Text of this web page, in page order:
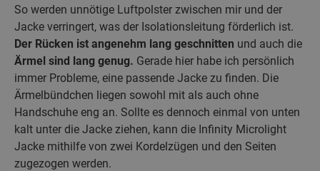
So werden unnötige Luftpolster zwischen mir und der
Jacke verringert, was der Isolationsleitung förderlich ist.
Der Rücken ist angenehm lang geschnitten und auch die
Ärmel sind lang genug. Gerade hier habe ich persönlich
immer Probleme, eine passende Jacke zu finden. Die
Ärmelbündchen liegen sowohl mit als auch ohne
Handschuhe eng an. Sollte es dennoch einmal von unten
kalt unter die Jacke ziehen, kann die Infinity Microlight
Jacke mithilfe von zwei Kordelzügen und den Seiten
zugezogen werden.